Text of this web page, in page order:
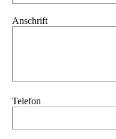
Anschrift
Telefon